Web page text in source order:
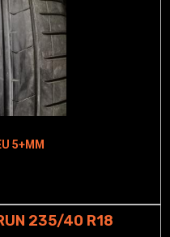
5+MM
235/40 R18